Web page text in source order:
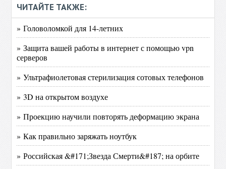
ЧИТАЙТЕ ТАКЖЕ:
» Головоломкой для 14-летних
» Защита вашей работы в интернет с помощью vpn
серверов
» Ультрафиолетовая стерилизация сотовых телефонов
» 3D на открытом воздухе
» Проекцию научили повторять деформацию экрана
» Как правильно заряжать ноутбук
» Российская &#171;Звезда Смерти&#187; на орбите